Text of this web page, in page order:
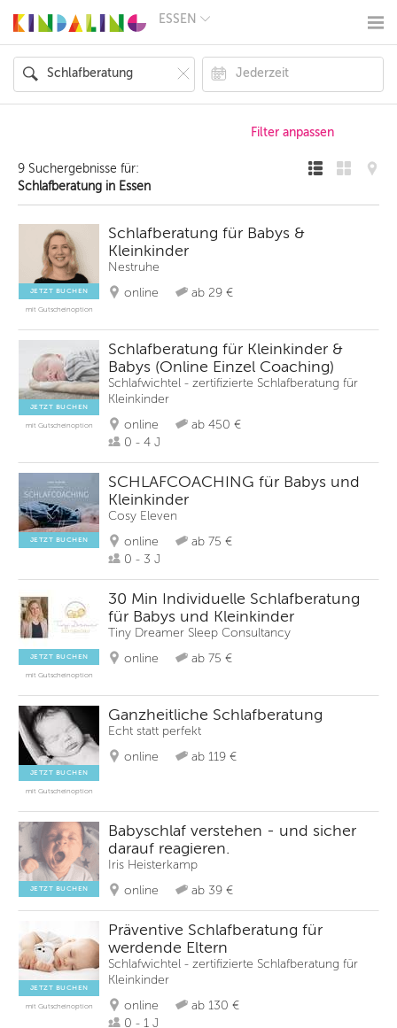
ESSEN
BERLIN
MÜNCHEN
HAMBURG
KÖLN
HANNOVER
LEIPZIG
DRESDEN
NÜRNBERG
WIEN
ZÜRICH
REGIONEN
9 Suchergebnisse für:
Schlafberatung in Essen
JETZT BUCHEN
mit Gutscheinoption
Schlafberatung für Babys &
Kleinkinder
Nestruhe
online
ab 29 €
JETZT BUCHEN
mit Gutscheinoption
Schlafberatung für Kleinkinder &
Babys (Online Einzel Coaching)
Schlafwichtel - zertifizierte Schlafberatung für
Kleinkinder
online
ab 450 €
0 - 4 J
JETZT BUCHEN
SCHLAFCOACHING für Babys und
Kleinkinder
Cosy Eleven
online
ab 75 €
0 - 3 J
JETZT BUCHEN
mit Gutscheinoption
30 Min Individuelle Schlafberatung
für Babys und Kleinkinder
Tiny Dreamer Sleep Consultancy
online
ab 75 €
JETZT BUCHEN
mit Gutscheinoption
Ganzheitliche Schlafberatung
Echt statt perfekt
online
ab 119 €
JETZT BUCHEN
Babyschlaf verstehen - und sicher
darauf reagieren.
Iris Heisterkamp
online
ab 39 €
JETZT BUCHEN
mit Gutscheinoption
Präventive Schlafberatung für
werdende Eltern
Schlafwichtel - zertifizierte Schlafberatung für
Kleinkinder
online
ab 130 €
0 - 1 J